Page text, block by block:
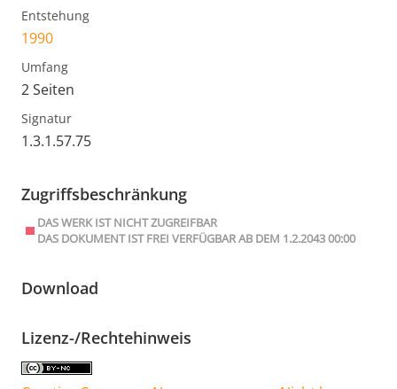
Entstehung
1990
Umfang
2 Seiten
Signatur
1.3.1.57.75
Zugriffsbeschränkung
DAS WERK IST NICHT ZUGREIFBAR
DAS DOKUMENT IST FREI VERFÜGBAR AB DEM 1.2.2043 00:00
Download
Lizenz-/Rechtehinweis